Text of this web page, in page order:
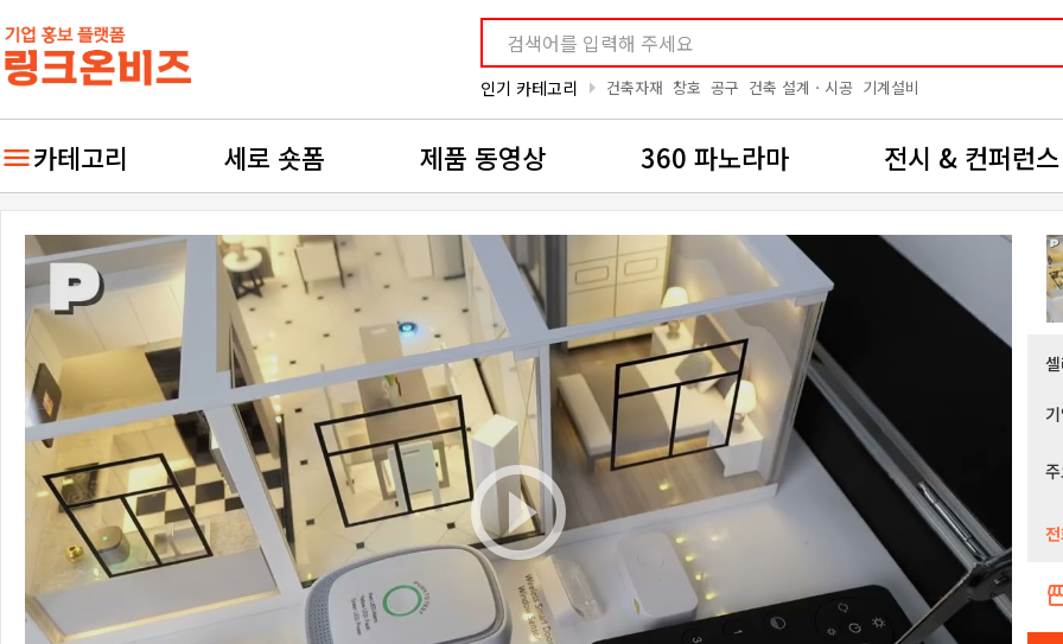
인기 카테고리 arrow_right 건축자재 창호 공구 건축 설계ㆍ시공 기계설비
카테고리 세로 숏폼 제품 동영상 360 파노라마 전시 & 컨퍼런스